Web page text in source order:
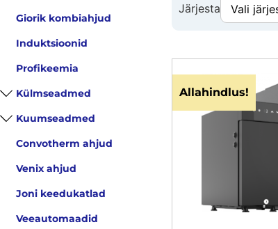
Giorik kombiahjud
Induktsioonid
Profikeemia
Külmseadmed
Kuumseadmed
Convotherm ahjud
Venix ahjud
Joni keedukatlad
Veeautomaadid
Järjesta
Allahindlus!